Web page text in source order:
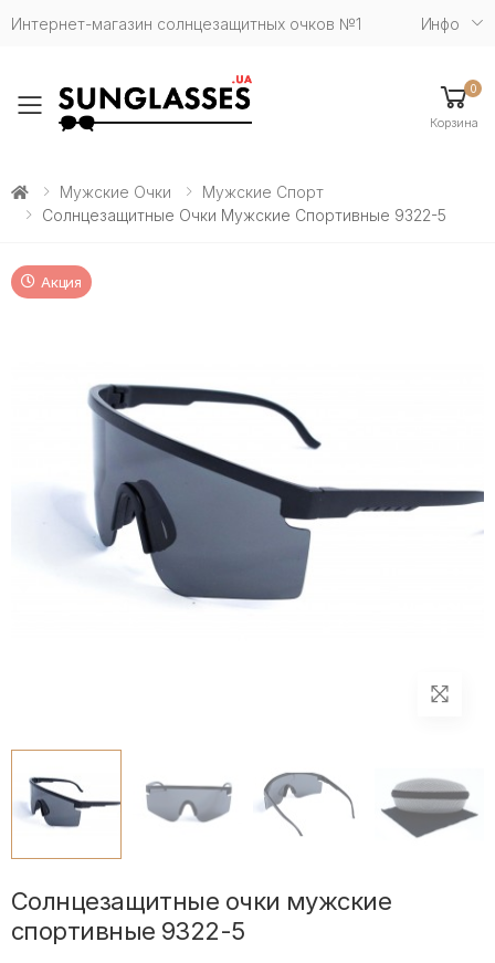
Интернет-магазин солнцезащитных очков №1 Инфо
Toggle mobile menu
0
Корзина
Мужские Очки
Мужские Спорт
Солнцезащитные Очки Мужские Спортивные 9322-5
Акция
Солнцезащитные очки мужские
спортивные 9322-5